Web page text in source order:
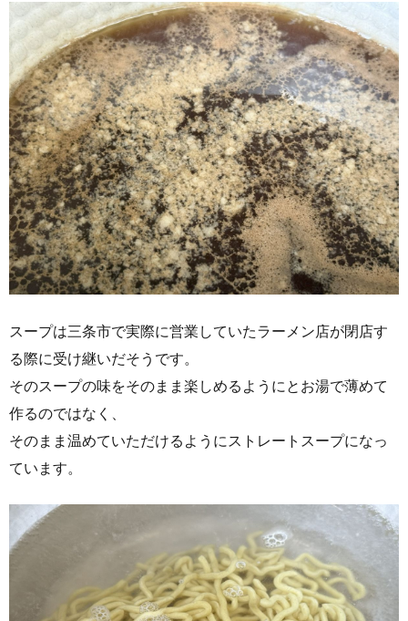
スープは三条市で実際に営業していたラーメン店が閉店す
る際に受け継いだそうです。
そのスープの味をそのまま楽しめるようにとお湯で薄めて
作るのではなく、
そのまま温めていただけるようにストレートスープになっ
ています。